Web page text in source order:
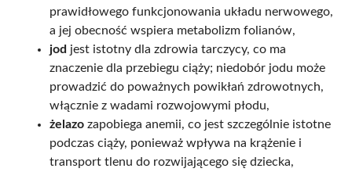
prawidłowego funkcjonowania układu nerwowego,
a jej obecność wspiera metabolizm folianów,
jod jest istotny dla zdrowia tarczycy, co ma
znaczenie dla przebiegu ciąży; niedobór jodu może
prowadzić do poważnych powikłań zdrowotnych,
włącznie z wadami rozwojowymi płodu,
żelazo zapobiega anemii, co jest szczególnie istotne
podczas ciąży, ponieważ wpływa na krążenie i
transport tlenu do rozwijającego się dziecka,